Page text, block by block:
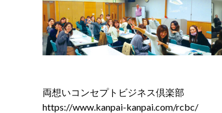
両想いコンセプトビジネス倶楽部
https://www.kanpai-kanpai.com/rcbc/